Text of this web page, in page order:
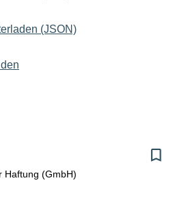
(JSON)
Haftung (GmbH)